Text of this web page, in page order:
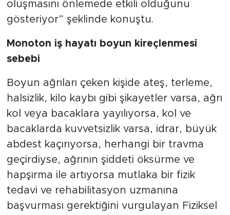
oluşmasını önlemede etkili olduğunu
gösteriyor” şeklinde konuştu.
Monoton iş hayatı boyun kireçlenmesi
sebebi
Boyun ağrıları çeken kişide ateş, terleme,
halsizlik, kilo kaybı gibi şikayetler varsa, ağrı
kol veya bacaklara yayılıyorsa, kol ve
bacaklarda kuvvetsizlik varsa, idrar, büyük
abdest kaçırıyorsa, herhangi bir travma
geçirdiyse, ağrının şiddeti öksürme ve
hapşırma ile artıyorsa mutlaka bir fizik
tedavi ve rehabilitasyon uzmanına
başvurması gerektiğini vurgulayan Fiziksel